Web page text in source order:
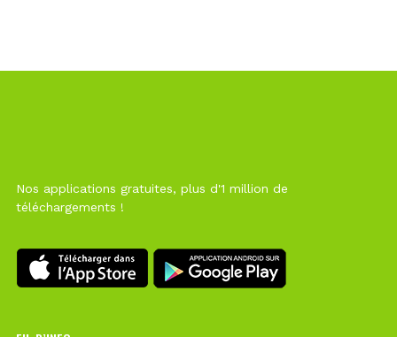
Nos applications gratuites, plus d'1 million de
téléchargements !